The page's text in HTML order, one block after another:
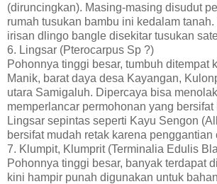
(diruncingkan). Masing-masing disudut
rumah tusukan bambu ini kedalam tanah.
irisan dlingo bangle disekitar tusukan
6. Lingsar (Pterocarpus Sp ?)
Pohonnya tinggi besar, tumbuh ditempat
Manik, barat daya desa Kayangan,
utara Samigaluh. Dipercaya bisa
memperlancar permohonan yang
Lingsar sepintas seperti Kayu Sengon
bersifat mudah retak karena penggantian
7. Klumpit, Klumprit (Terminalia Edulis
Pohonnya tinggi besar, banyak terdapat
kini hampir punah digunakan untuk